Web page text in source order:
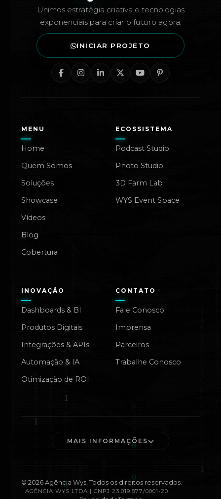
Unimos estratégia criativa e tecnologias
exponenciais para criar o futuro agora.
INICIAR PROJETO
MENU
Home
Quem Somos
Soluções
Showcase
Vídeos
Blog
Cobertura
ECOSSISTEMA
Podcast Studio
Photo Studio
3D Farm Lab
WYS Event Space
INOVAÇÃO
Dashboards & BI
Produtos Digitais
Integrações & APIs
Automação & IA
Otimização de ROI
CONTATO
Fale Conosco
Imprensa
Parceiros
Trabalhe Conosco
MAIS INFORMAÇÕES
© 2026Agência Wys. Todos os direitos reservados.
AGÊNCIA WYS LTDA | CNPJ 23.019.877/0001-20